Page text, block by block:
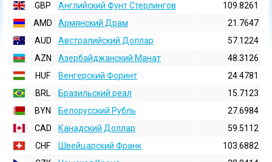
GBP
Английский Фунт Стерлингов
109.8261
AMD
Армянский Драм
21.7647
AUD
Австралийский Доллар
57.1224
AZN
Азербайджанский Манат
48.3126
HUF
Венгерский Форинт
24.4781
BRL
Бразильский реал
15.7123
BYN
Белорусский Рубль
27.6984
CAD
Канадский Доллар
59.5112
CHF
Швейцарский Франк
103.6882